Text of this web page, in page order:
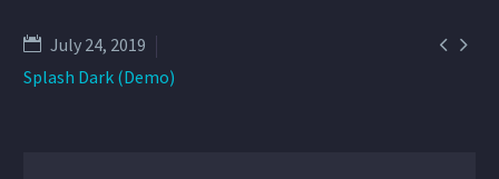
 
July 24, 2019
Splash Dark (Demo)